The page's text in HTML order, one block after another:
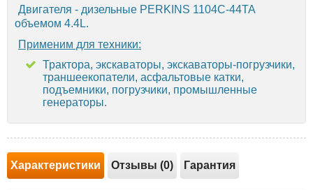
Двигателя - дизельные PERKINS 1104C-44TA
объемом 4.4L.
Применим для техники:
Трактора, экскаваторы, экскаваторы-погрузчики,
траншеекопатели, асфальтовые катки,
подъемники, погрузчики, промышленные
генераторы.
Характеристики Отзывы (0) Гарантия